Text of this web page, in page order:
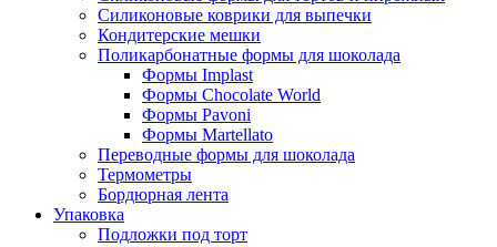
Силиконовые коврики для выпечки
Кондитерские мешки
Поликарбонатные формы для шоколада
Формы Implast
Формы Chocolate World
Формы Pavoni
Формы Martellato
Переводные формы для шоколада
Термометры
Бордюрная лента
Упаковка
Подложки под торт